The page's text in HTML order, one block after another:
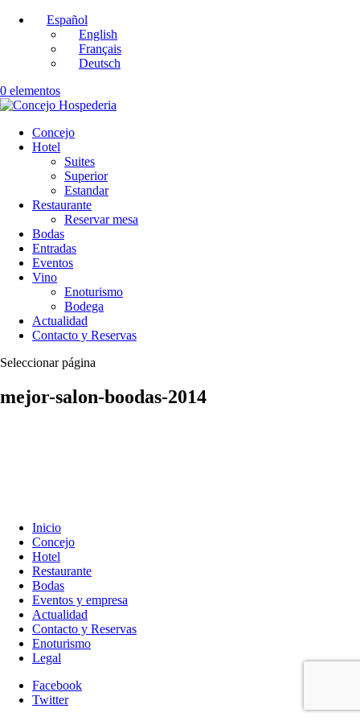
Español
English
Français
Deutsch
0 elementos
Concejo
Hotel
Suites
Superior
Estandar
Restaurante
Reservar mesa
Bodas
Entradas
Eventos
Vino
Enoturismo
Bodega
Actualidad
Contacto y Reservas
Seleccionar página
mejor-salon-boodas-2014
Inicio
Concejo
Hotel
Restaurante
Bodas
Eventos y empresa
Actualidad
Contacto y Reservas
Enoturismo
Legal
Facebook
Twitter